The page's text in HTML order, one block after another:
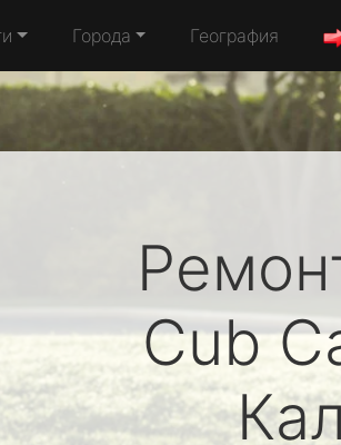
Города География
Cub